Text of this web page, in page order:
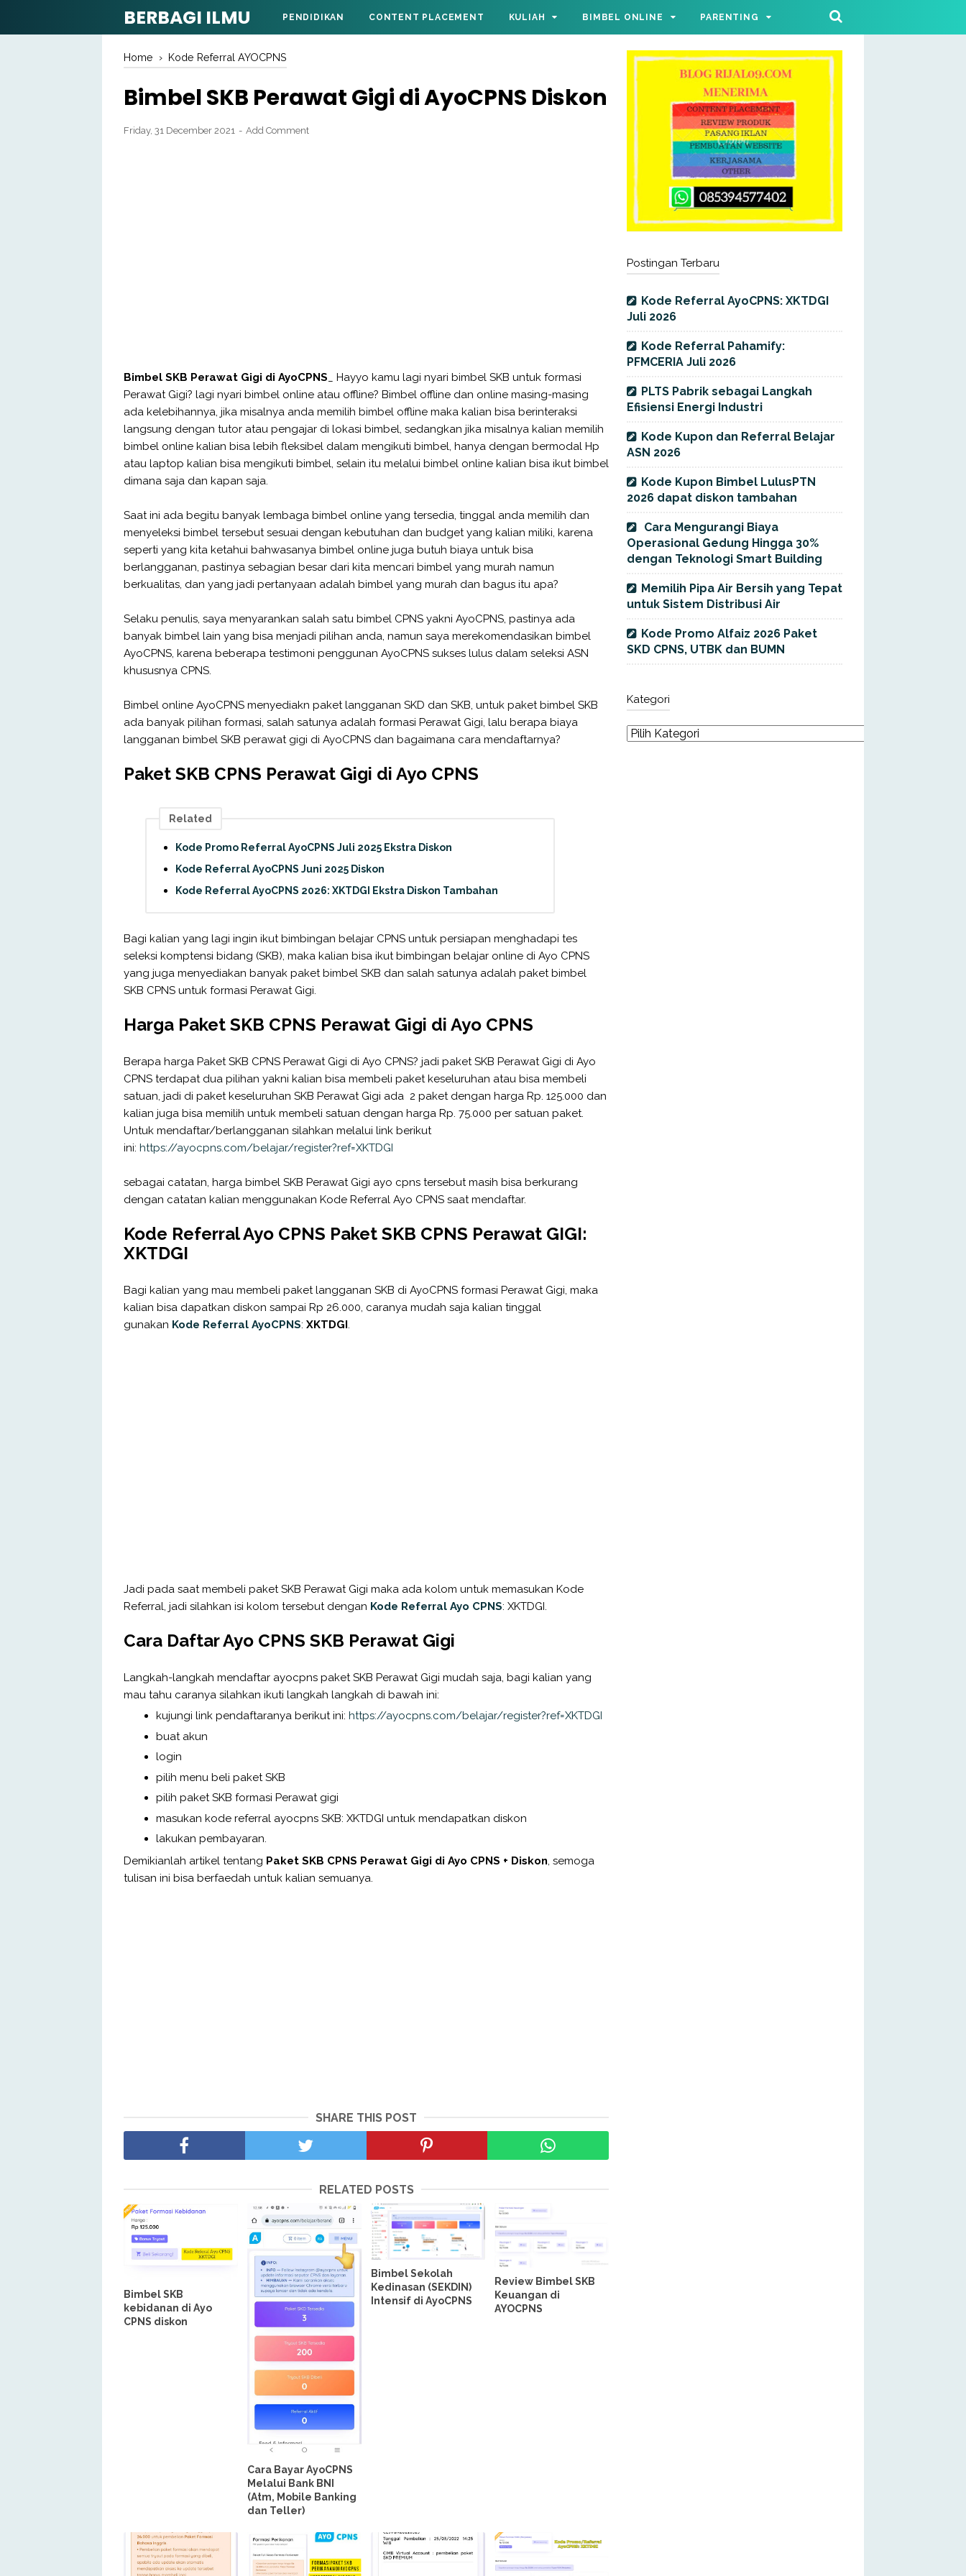
BERBAGI ILMU PENDIDIKAN CONTENT PLACEMENT KULIAH BIMBEL ONLINE PARENTING
Home › Kode Referral AYOCPNS
Bimbel SKB Perawat Gigi di AyoCPNS Diskon
Friday, 31 December 2021 Add Comment
Bimbel SKB Perawat Gigi di AyoCPNS _ Hayyo kamu lagi nyari bimbel SKB untuk formasi
Perawat Gigi? lagi nyari bimbel online atau offline? Bimbel offline dan online masing-masing
ada kelebihannya, jika misalnya anda memilih bimbel offline maka kalian bisa berinteraksi
langsung dengan tutor atau pengajar di lokasi bimbel, sedangkan jika misalnya kalian memilih
bimbel online kalian bisa lebih fleksibel dalam mengikuti bimbel, hanya dengan bermodal Hp
atau laptop kalian bisa mengikuti bimbel, selain itu melalui bimbel online kalian bisa ikut bimbel
dimana saja dan kapan saja.
Saat ini ada begitu banyak lembaga bimbel online yang tersedia, tinggal anda memilih dan
menyeleksi bimbel tersebut sesuai dengan kebutuhan dan budget yang kalian miliki, karena
seperti yang kita ketahui bahwasanya bimbel online juga butuh biaya untuk bisa
berlangganan, pastinya sebagian besar dari kita mencari bimbel yang murah namun
berkualitas, dan yang jadi pertanyaan adalah bimbel yang murah dan bagus itu apa?
Selaku penulis, saya menyarankan salah satu bimbel CPNS yakni AyoCPNS, pastinya ada
banyak bimbel lain yang bisa menjadi pilihan anda, namun saya merekomendasikan bimbel
AyoCPNS, karena beberapa testimoni penggunan AyoCPNS sukses lulus dalam seleksi ASN
khususnya CPNS.
Bimbel online AyoCPNS menyediakn paket langganan SKD dan SKB, untuk paket bimbel SKB
ada banyak pilihan formasi, salah satunya adalah formasi Perawat Gigi, lalu berapa biaya
langganan bimbel SKB perawat gigi di AyoCPNS dan bagaimana cara mendaftarnya?
Paket SKB CPNS Perawat Gigi di Ayo CPNS
Related
Kode Promo Referral AyoCPNS Juli 2025 Ekstra Diskon
Kode Referral AyoCPNS Juni 2025 Diskon
Kode Referral AyoCPNS 2026: XKTDGI Ekstra Diskon Tambahan
Bagi kalian yang lagi ingin ikut bimbingan belajar CPNS untuk persiapan menghadapi tes
seleksi komptensi bidang (SKB), maka kalian bisa ikut bimbingan belajar online di Ayo CPNS
yang juga menyediakan banyak paket bimbel SKB dan salah satunya adalah paket bimbel
SKB CPNS untuk formasi Perawat Gigi.
Harga Paket SKB CPNS Perawat Gigi di Ayo CPNS
Berapa harga Paket SKB CPNS Perawat Gigi di Ayo CPNS? jadi paket SKB Perawat Gigi di Ayo
CPNS terdapat dua pilihan yakni kalian bisa membeli paket keseluruhan atau bisa membeli
satuan, jadi di paket keseluruhan SKB Perawat Gigi ada 2 paket dengan harga Rp. 125.000 dan
kalian juga bisa memilih untuk membeli satuan dengan harga Rp. 75.000 per satuan paket.
Untuk mendaftar/berlangganan silahkan melalui link berikut
ini: https://ayocpns.com/belajar/register?ref=XKTDGI
sebagai catatan, harga bimbel SKB Perawat Gigi ayo cpns tersebut masih bisa berkurang
dengan catatan kalian menggunakan Kode Referral Ayo CPNS saat mendaftar.
Kode Referral Ayo CPNS Paket SKB CPNS Perawat GIGI:
XKTDGI
Bagi kalian yang mau membeli paket langganan SKB di AyoCPNS formasi Perawat Gigi, maka
kalian bisa dapatkan diskon sampai Rp 26.000, caranya mudah saja kalian tinggal
gunakan Kode Referral AyoCPNS: XKTDGI.
Jadi pada saat membeli paket SKB Perawat Gigi maka ada kolom untuk memasukan Kode
Referral, jadi silahkan isi kolom tersebut dengan Kode Referral Ayo CPNS: XKTDGI.
Cara Daftar Ayo CPNS SKB Perawat Gigi
Langkah-langkah mendaftar ayocpns paket SKB Perawat Gigi mudah saja, bagi kalian yang
mau tahu caranya silahkan ikuti langkah langkah di bawah ini:
kujungi link pendaftaranya berikut ini: https://ayocpns.com/belajar/register?ref=XKTDGI
buat akun
login
pilih menu beli paket SKB
pilih paket SKB formasi Perawat gigi
masukan kode referral ayocpns SKB: XKTDGI untuk mendapatkan diskon
lakukan pembayaran.
Demikianlah artikel tentang Paket SKB CPNS Perawat Gigi di Ayo CPNS + Diskon, semoga
tulisan ini bisa berfaedah untuk kalian semuanya.
SHARE THIS POST
RELATED POSTS
Bimbel SKB
kebidanan di Ayo
CPNS diskon
Cara Bayar AyoCPNS
Melalui Bank BNI
(Atm, Mobile Banking
dan Teller)
Bimbel Sekolah
Kedinasan (SEKDIN)
Intensif di AyoCPNS
Review Bimbel SKB
Keuangan di
AYOCPNS
Postingan Terbaru
Kode Referral AyoCPNS: XKTDGI
Juli 2026
Kode Referral Pahamify:
PFMCERIA Juli 2026
PLTS Pabrik sebagai Langkah
Efisiensi Energi Industri
Kode Kupon dan Referral Belajar
ASN 2026
Kode Kupon Bimbel LulusPTN
2026 dapat diskon tambahan
Cara Mengurangi Biaya
Operasional Gedung Hingga 30%
dengan Teknologi Smart Building
Memilih Pipa Air Bersih yang Tepat
untuk Sistem Distribusi Air
Kode Promo Alfaiz 2026 Paket
SKD CPNS, UTBK dan BUMN
Kategori